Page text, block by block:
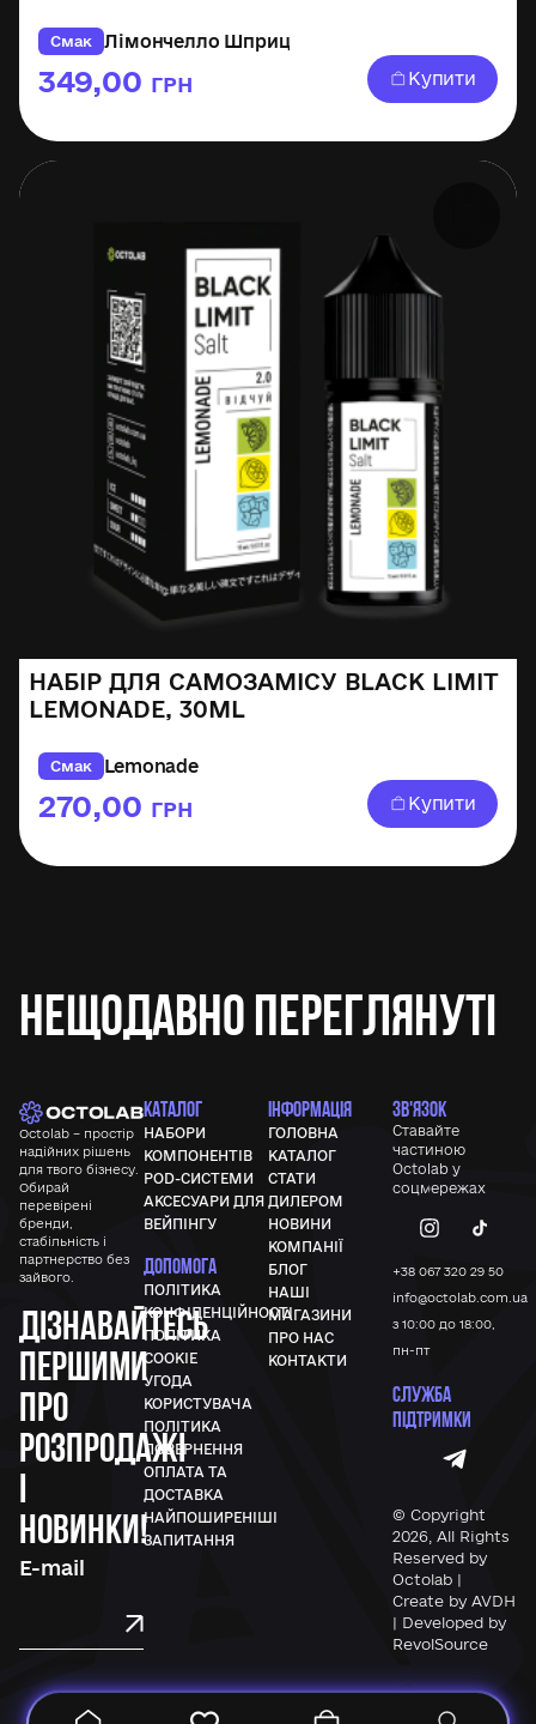
Смак Лімончелло Шприц
349,00 ГРН Купити
НАБІР ДЛЯ САМОЗАМІСУ BLACK LIMIT
LEMONADE, 30ML
Смак Lemonade
270,00 ГРН Купити
Нещодавно переглянуті
Octolab – простір
надійних рішень
для твого бізнесу.
Обирай
перевірені
бренди,
стабільність і
партнерство без
зайвого.
Дізнавайтесь
першими
про
розпродажі
і
новинки!
КАТАЛОГ
НАБОРИ
КОМПОНЕНТІВ
POD-СИСТЕМИ
АКСЕСУАРИ ДЛЯ
ВЕЙПІНГУ
ДОПОМОГА
ПОЛІТИКА
КОНФІДЕНЦІЙНОСТІ
ПОЛІТИКА
COOKIE
УГОДА
КОРИСТУВАЧА
ПОЛІТИКА
ПОВЕРНЕННЯ
ОПЛАТА ТА
ДОСТАВКА
НАЙПОШИРЕНІШІ
ЗАПИТАННЯ
ІНФОРМАЦІЯ
ГОЛОВНА
КАТАЛОГ
СТАТИ
ДИЛЕРОМ
НОВИНИ
КОМПАНІЇ
БЛОГ
НАШІ
МАГАЗИНИ
ПРО НАС
КОНТАКТИ
ЗВ'ЯЗОК
Ставайте
частиною
Octolab у
соцмережах
+38 067 320 29 50
info@octolab.com.ua
з 10:00 до 18:00,
пн-пт
СЛУЖБА
ПІДТРИМКИ
© Copyright
2026, All Rights
Reserved by
Octolab |
Create by AVDH
| Developed by
RevolSource